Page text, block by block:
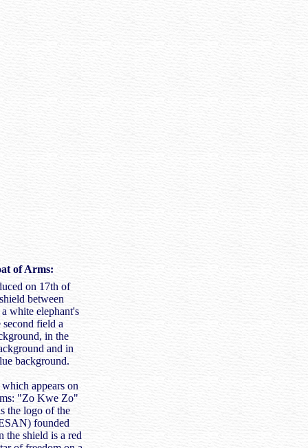
of Arms:
on 17th of
between
white elephant's
field a
in the
and in
background.
appears on
"Zo Kwe Zo"
the logo of the
founded
the shield is a red